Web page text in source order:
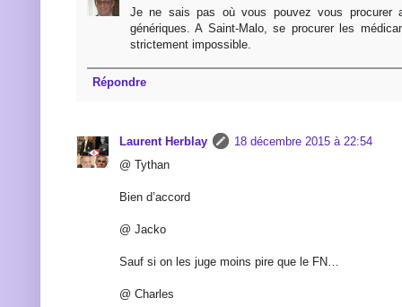
Je ne sais pas où vous pouvez vous procurer
génériques. A Saint-Malo, se procurer les
strictement impossible.
Répondre
Laurent Herblay
18 décembre 2015 à 22:54
@ Tythan
Bien d’accord
@ Jacko
Sauf si on les juge moins pire que le FN…
@ Charles